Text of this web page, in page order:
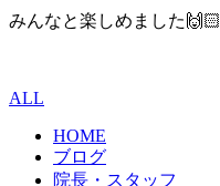
みんなと楽しめました🙌🏻
ALL
HOME
ブログ
院長・スタッフ